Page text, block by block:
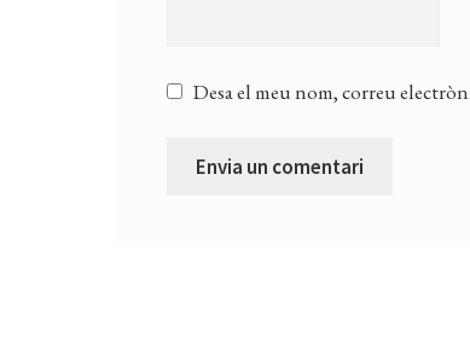
Desa el meu nom, correu